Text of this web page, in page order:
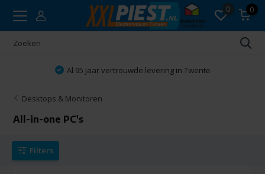
0 0
Al 95 jaar vertrouwde levering in Twente
Desktops & Monitoren
All-in-one PC's
Filters